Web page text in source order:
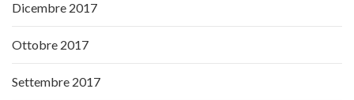
Dicembre 2017
Ottobre 2017
Settembre 2017